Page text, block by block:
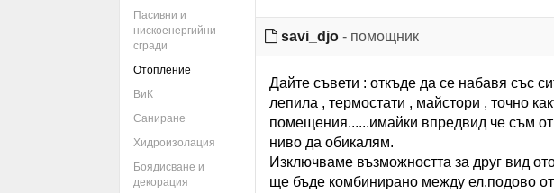
Пасивни и
нискоенергийни
сгради
Отопление
ВиК
Саниране
Хидроизолация
Боядисване и
декорация
savi_djo - помощник
Дайте съвети : откъде да се набавя със
лепила , термостати , майстори , точно
помещения......имайки впредвид че съм
ниво да обикалям.
Изключваме възможността за друг вид
ще бъде комбинирано между ел.подово